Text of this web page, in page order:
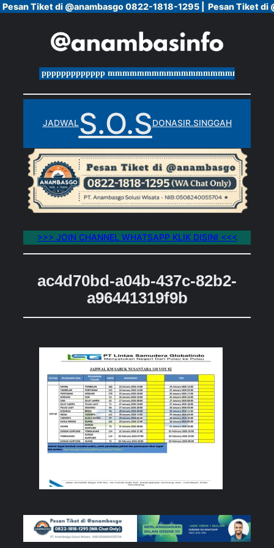
Pesan Tiket di @anambasgo 0822-1818-1295 | Pesan Tiket di
ppppppppppppp
JADWALS.O.SDONASIR.SINGGAH
>>> JOIN CHANNEL WHATSAPP KLIK DISINI <<<
ac4d70bd-a04b-437c-82b2-
a96441319f9b
Pesan Tiket di @anambasgo 0822-1818-1295 | Pesan Tiket di